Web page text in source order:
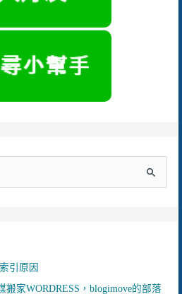
引原因
家WORDRESS，blogimove的部落